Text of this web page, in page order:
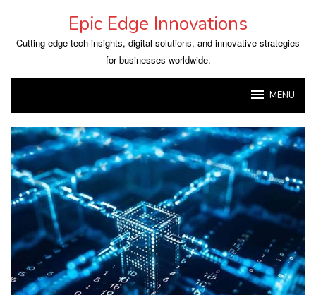
content
Epic Edge Innovations
Cutting-edge tech insights, digital solutions, and innovative strategies
for businesses worldwide.
MENU